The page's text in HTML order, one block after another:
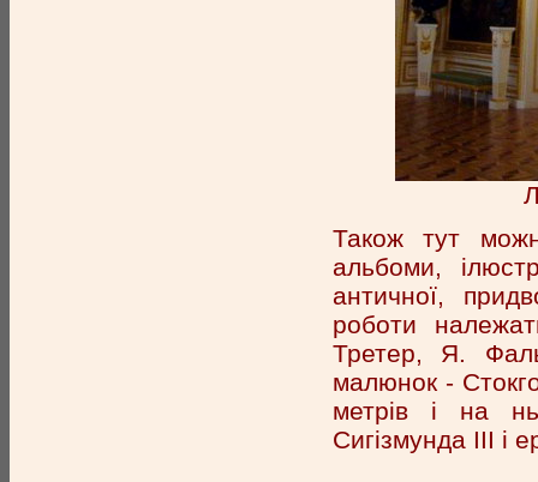
Також тут
альбоми,
античної,
роботи
Третер, Я.
малюнок -
метрів і на
Сигізмунда III і